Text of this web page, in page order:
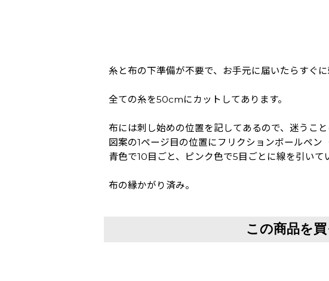
糸と布の下準備が不要で、お手元に届いたらすぐに
全ての糸を50cmにカットしてあります。
布には刺し始めの位置を記してあるので、迷うこと
図案の1ページ目の位置にフリクションボールペン
青色で10目ごと、ピンク色で5目ごとに線を引いて
布の縁かがり済み。
この商品を